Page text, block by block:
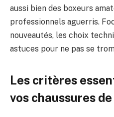
aussi bien des boxeurs
professionnels aguerris.
nouveautés, les choix
astuces pour ne pas se
Les critères
vos chaussures